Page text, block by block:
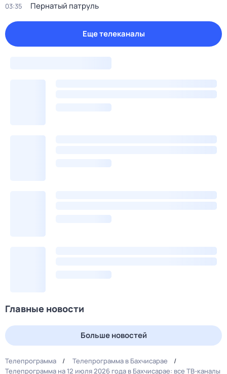
03:35 Пернатый патруль
Еще телеканалы
Главные новости
Больше новостей
Телепрограмма
Телепрограмма в Бахчисарае
Телепрограмма на 12 июля 2026 года в Бахчисарае: все ТВ-каналы